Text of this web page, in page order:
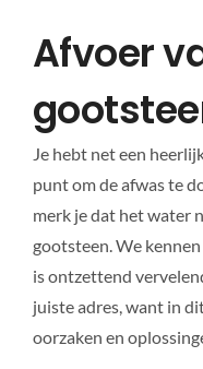
Afvoer
Je hebt net een
punt om de afwas te
merk je dat het water
gootsteen. We
is ontzettend
juiste adres, want in
oorzaken en